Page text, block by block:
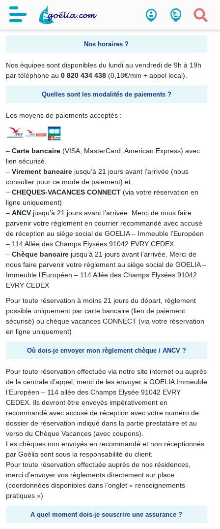
Je souhaite réserver
Nos horaires ?
Nos équipes sont disponibles du lundi au vendredi de 9h à 19h
par téléphone au 0 820 434 438(0,18€/min + appel local).
Quelles sont les modalités de paiements ?
Les moyens de paiements acceptés :
– Carte bancaire(VISA, MasterCard, American Express) avec
lien sécurisé.
– Virement bancairejusqu’à 21 jours avant l’arrivée (nous
consulter pour ce mode de paiement) et
– CHEQUES-VACANCES CONNECT(via votre réservation en
ligne uniquement)
– ANCV jusqu’à 21 jours avant l’arrivée. Merci de nous faire
parvenir votre règlement en courrier recommandé avec accusé
de réception au siège social de GOELIA – Immeuble l’Européen
– 114 Allée des Champs Elysées 91042 EVRY CEDEX
– Chèque bancaire jusqu’à 21 jours avant l’arrivée. Merci de
nous faire parvenir votre règlement au siège social de GOELIA –
Immeuble l’Européen – 114 Allée des Champs Elysées 91042
EVRY CEDEX
Pour toute réservation à moins 21 jours du départ, règlement
possible uniquement par carte bancaire (lien de paiement
sécurisé) ou chèque vacances CONNECT (via votre réservation
en ligne uniquement)
Où dois-je envoyer mon règlement chèque / ANCV ?
Pour toute réservation effectuée via notre site internet ou auprès
de la centrale d’appel, merci de les envoyer à GOELIA Immeuble
l’Européen – 114 allée des Champs Elysée 91042 EVRY
CEDEX. Ils devront être envoyés impérativement en
recommandé avec accusé de réception avec votre numéro de
dossier de réservation indiqué dans la partie prestataire et au
verso du Chèque Vacances (avec coupons).
Les chèques non envoyés en recommandé et non réceptionnés
par Goélia sont sous la responsabilité du client.
Pour toute réservation effectuée auprès de nos résidences,
merci d’envoyer vos règlements directement sur place
(coordonnées disponibles dans l’onglet « renseignements
pratiques »)
A quel moment dois-je souscrire une assurance ?